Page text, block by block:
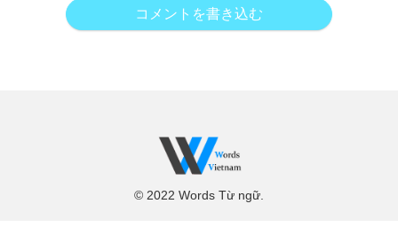
コメントを書き込む
© 2022 Words Từ ngữ.